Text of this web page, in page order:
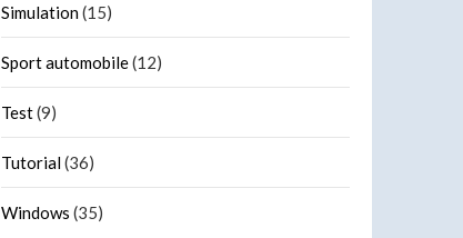
Simulation(15)
Sport automobile(12)
Test(9)
Tutorial(36)
Windows (35)